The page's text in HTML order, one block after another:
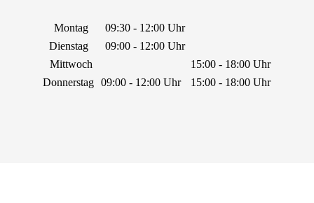
Montag
09:30 - 12:00 Uhr
Dienstag
09:00 - 12:00 Uhr
Mittwoch
15:00 - 18:00 Uhr
Donnerstag
09:00 - 12:00 Uhr 15:00 - 18:00 Uhr